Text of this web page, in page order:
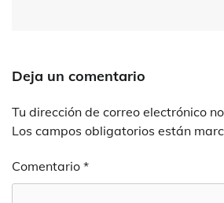
Deja un comentario
Tu dirección de correo electrónico
Los campos obligatorios están
Comentario *